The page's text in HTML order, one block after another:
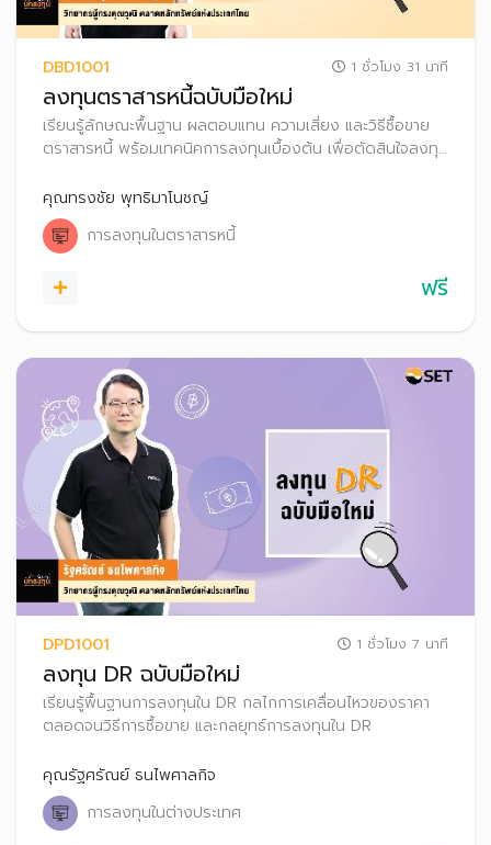
DBD1001 1 ชั่วโมง 31 นาที
ลงทุนตราสารหนี้ฉบับมือใหม่
เรียนรู้ลักษณะพื้นฐาน ผลตอบแทน ความเสี่ยง และวิธีซื้อขาย
ตราสารหนี้ พร้อมเทคนิคการลงทุนเบื้องต้น เพื่อตัดสินใจลงทุน
คุณทรงชัย พุทธิมาโนชญ์
การลงทุนในตราสารหนี้
ฟรี
DPD1001 1 ชั่วโมง 7 นาที
ลงทุน DR ฉบับมือใหม่
เรียนรู้พื้นฐานการลงทุนใน DR กลไกการเคลื่อนไหวของราคา
ตลอดจนวิธีการซื้อขาย และกลยุทธ์การลงทุนใน DR
คุณรัฐศรัณย์ ธนไพศาลกิจ
การลงทุนในต่างประเทศ